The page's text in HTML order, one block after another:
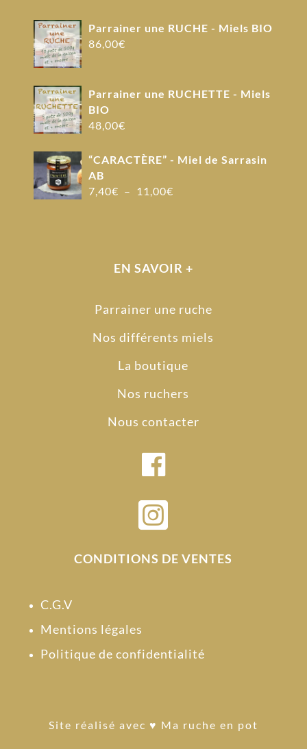
Parrainer une RUCHE - Miels BIO
86,00€
Parrainer une RUCHETTE - Miels
BIO
48,00€
“CARACTÈRE” - Miel de Sarrasin
AB
7,40€ – 11,00€Plage
11,00€
EN SAVOIR +
Parrainer une ruche
Nos différents miels
La boutique
Nos ruchers
Nous contacter

CONDITIONS DE VENTES
C.G.V
Mentions légales
Politique de confidentialité
Site réalisé avec ♥ Ma ruche en pot